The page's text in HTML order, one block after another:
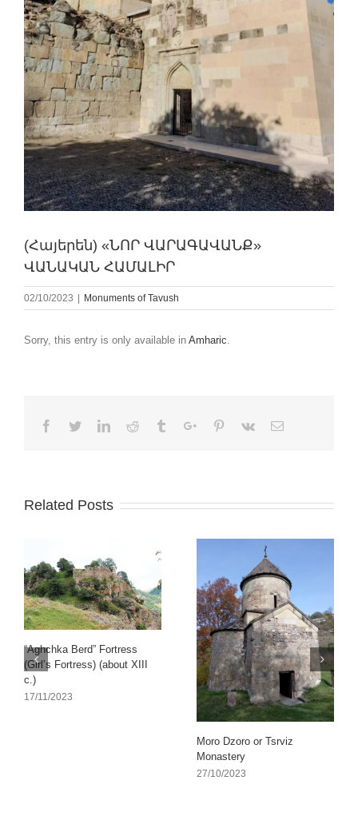
(Հայերեն) «ՆՈՐ ՎԱՐԱԳԱՎԱՆՔ»
ՎԱՆԱԿԱՆ ՀԱՄԱԼԻՐ
02/10/2023 | Monuments of Tavush
Sorry, this entry is only available in Amharic
Facebook
TwitterLinkedinReddit TumblrGoogle+Pinterest
Vk Email
Related Posts
“Aghchka Berd” Fortress
(Girl’s Fortress) (about XIII
c.)
17/11/2023
Moro Dzoro or Tsrviz
Monastery
27/10/2023